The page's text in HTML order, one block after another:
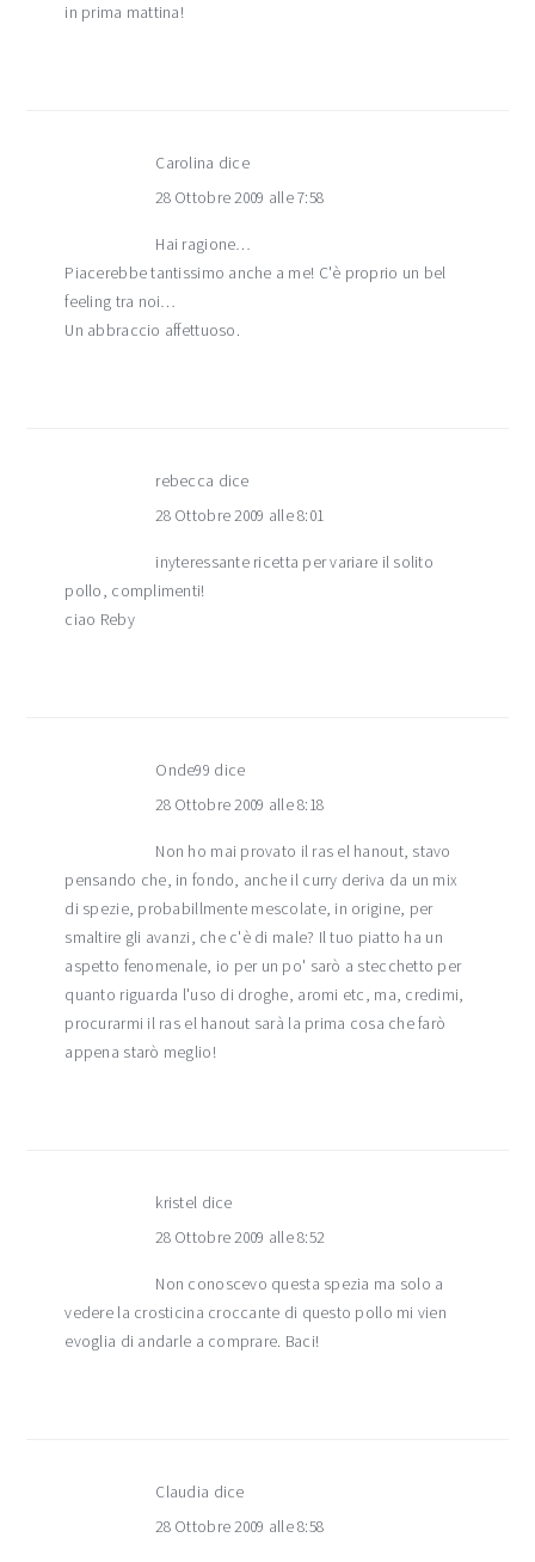
in prima mattina!
Carolina dice
28 Ottobre 2009 alle 7:58
Hai ragione…
Piacerebbe tantissimo anche a me! C'è proprio un bel
feeling tra noi…
Un abbraccio affettuoso.
rebecca dice
28 Ottobre 2009 alle 8:01
inyteressante ricetta per variare il solito
pollo, complimenti!
ciao Reby
Onde99 dice
28 Ottobre 2009 alle 8:18
Non ho mai provato il ras el hanout, stavo
pensando che, in fondo, anche il curry deriva da un mix
di spezie, probabillmente mescolate, in origine, per
smaltire gli avanzi, che c'è di male? Il tuo piatto ha un
aspetto fenomenale, io per un po' sarò a stecchetto per
quanto riguarda l'uso di droghe, aromi etc, ma, credimi,
procurarmi il ras el hanout sarà la prima cosa che farò
appena starò meglio!
kristel dice
28 Ottobre 2009 alle 8:52
Non conoscevo questa spezia ma solo a
vedere la crosticina croccante di questo pollo mi vien
evoglia di andarle a comprare. Baci!
Claudia dice
28 Ottobre 2009 alle 8:58